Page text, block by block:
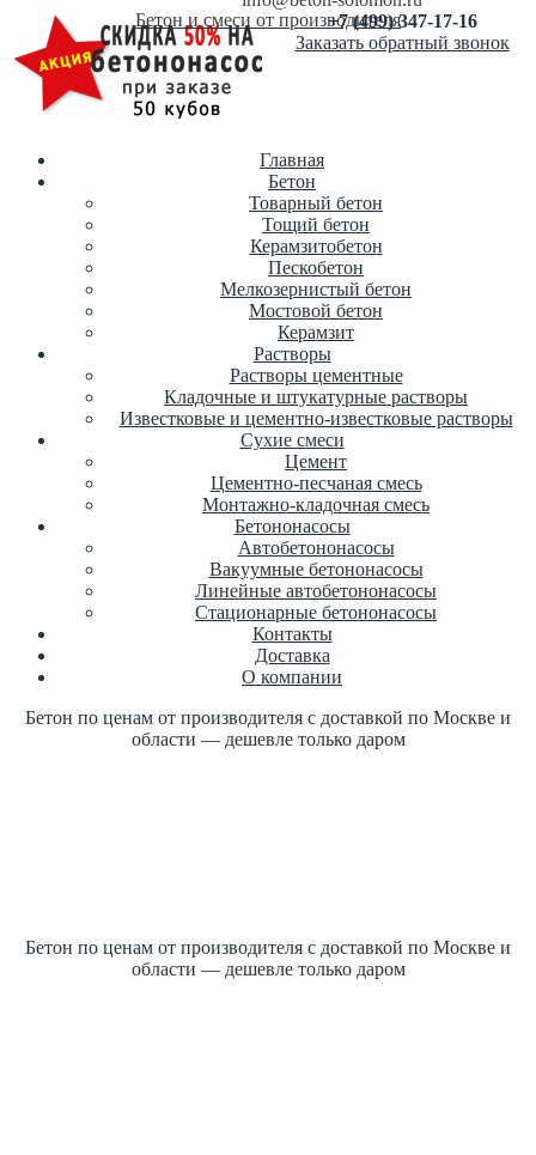
Бетон и смеси от производителя+7 (499) 347-17-16
Заказать обратный звонок
Главная
Бетон
Товарный бетон
Тощий бетон
Керамзитобетон
Пескобетон
Мелкозернистый бетон
Мостовой бетон
Керамзит
Растворы
Растворы цементные
Кладочные и штукатурные растворы
Известковые и цементно-известковые растворы
Сухие смеси
Цемент
Цементно-песчаная смесь
Монтажно-кладочная смесь
Бетононасосы
Автобетононасосы
Вакуумные бетононасосы
Линейные автобетононасосы
Стационарные бетононасосы
Контакты
Доставка
О компании
Бетон по ценам от производителя с доставкой по Москве и
области — дешевле только даром
Бетон по ценам от производителя с доставкой по Москве и
области — дешевле только даром